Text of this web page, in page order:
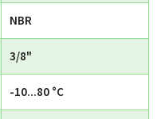
NBR
3/8"
-10...80 °C